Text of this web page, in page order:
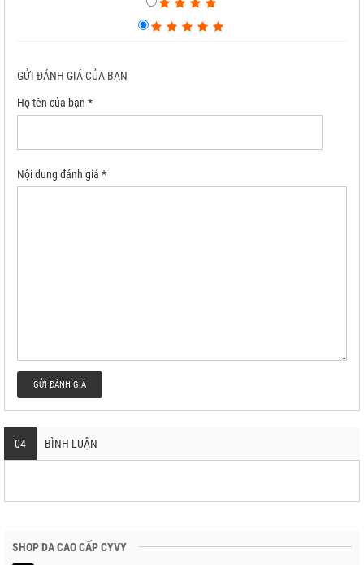
GỬI ĐÁNH GIÁ CỦA BẠN
Họ tên của bạn *
Nội dung đánh giá *
GỬI ĐÁNH GIÁ
04 BÌNH LUẬN
SHOP DA CAO CẤP CYVY